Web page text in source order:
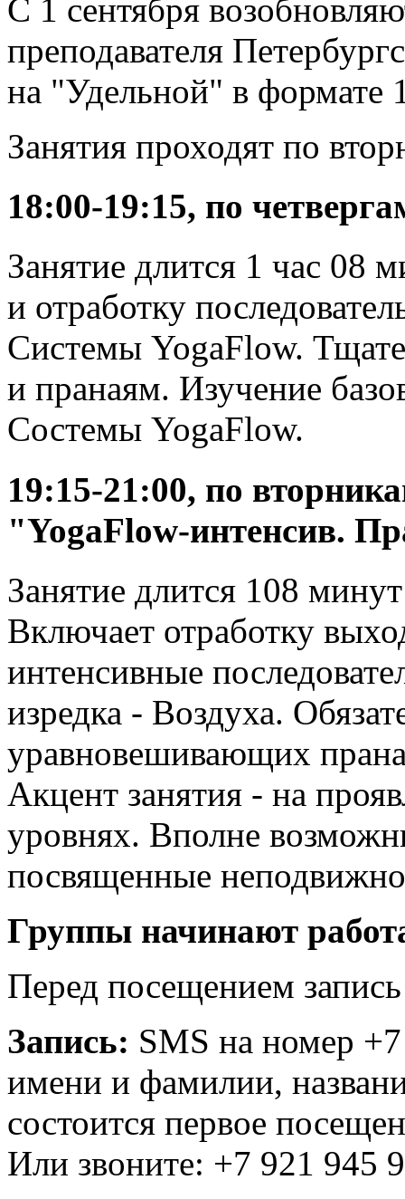
С 1 сентября
преподавателя
на "Удельной" в формате
Занятия проходят по
18:00-19:15, по
Занятие длится 1 час 08
и отработку
Системы YogaFlow.
и пранаям. Изучение
Состемы YogaFlow.
19:15-21:00, по
"YogaFlow-интенсив.
Занятие длится 108
Включает отработку
интенсивные
изредка - Воздуха.
уравновешивающих
Акцент занятия - на
уровнях. Вполне
посвященные
Группы начинают
Перед посещением запись
Запись: SMS на номер
имени и фамилии,
состоится первое
Или звоните: +7 921 945